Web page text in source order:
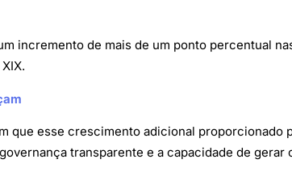
incremento de mais de um ponto percentual
que esse crescimento adicional proporcionado
transparente e a capacidade de gerar